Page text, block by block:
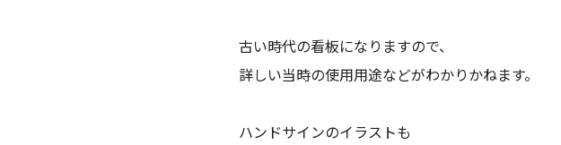
古い時代の看板になりますので、
詳しい当時の使用用途などがわかりかねます。
ハンドサインのイラストも